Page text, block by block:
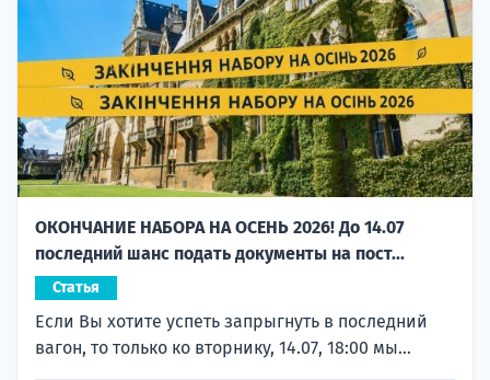
ОКОНЧАНИЕ НАБОРА НА ОСЕНЬ 2026! До 14.07
последний шанс подать документы на пост...
Статья
Если Вы хотите успеть запрыгнуть в последний
вагон, то только ко вторнику, 14.07, 18:00 мы...